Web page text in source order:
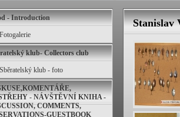
Stanislav
- Introduction
Fotogalerie
klub- Collectors club
Sběratelský klub - foto
- NÁVŠTĚVNÍ KNIHA -
COMMENTS,
GUESTBOOK